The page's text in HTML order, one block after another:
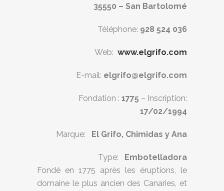
35550 – San Bartolomé
Téléphone: 928 524 036
Web: www.elgrifo.com
E-mail: elgrifo@elgrifo.com
Fondation : 1775 – Inscription:
17/02/1994
Marque: El Grifo, Chimidas y Ana
Type: Embotelladora
Fondé en 1775 après les éruptions, le
domaine le plus ancien des Canaries, et